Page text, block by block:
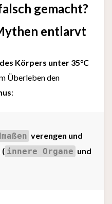
gemacht?
entlarvt
Körpers unter 35°C
Überleben den
:
verengen und
( innere Organe und